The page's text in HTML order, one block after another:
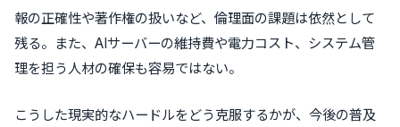
報の正確性や著作権の扱いなど、倫理面の課題は依然として
残る。また、AIサーバーの維持費や電力コスト、システム管
理を担う人材の確保も容易ではない。
こうした現実的なハードルをどう克服するかが、今後の普及